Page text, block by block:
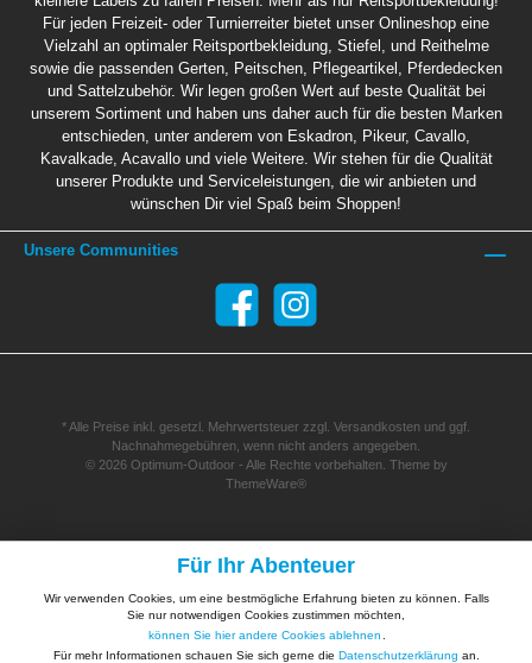
Für jeden Freizeit- oder Turnierreiter bietet unser Onlineshop eine
Vielzahl an optimaler Reitsportbekleidung, Stiefel, und Reithelme
sowie die passenden Gerten, Peitschen, Pflegeartikel, Pferdedecken
und Sattelzubehör. Wir legen großen Wert auf beste Qualität bei
unserem Sortiment und haben uns daher auch für die besten Marken
entschieden, unter anderem von Eskadron, Pikeur, Cavallo,
Kavalkade, Acavallo und viele Weitere. Wir stehen für die Qualität
unserer Produkte und Serviceleistungen, die wir anbieten und
wünschen Dir viel Spaß beim Shoppen!
Unsere Communities
* Alle Preise inkl. gesetzl. Mehrwertsteuer zzgl. Versandkosten und ggf.
Nachnahmegebühren, wenn nicht anders angegeben.
© 2026 Optimum-Outdoor - Alle Rechte vorbehalten. Theme by
ThemeWare®
Für Ihr Abenteuer
Wir verwenden Cookies, um eine bestmögliche Erfahrung bieten zu können. Falls
Sie nur notwendigen Cookies zustimmen möchten,
können Sie hier andere Cookies ablehnen
Für mehr Informationen schauen Sie sich gerne die Datenschutzerklärung an.